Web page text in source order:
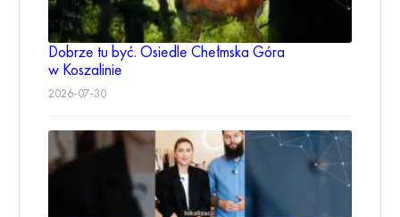
Dobrze tu być. Osiedle Chełmska Góra
w Koszalinie
2026-07-30